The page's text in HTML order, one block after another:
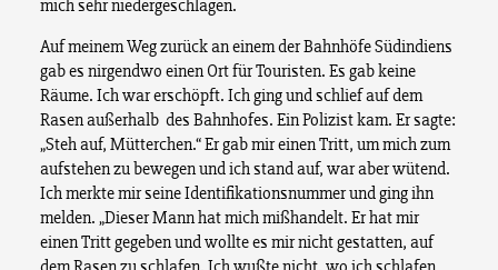
mich sehr niedergeschlagen.
Auf meinem Weg zurück an einem der Bahnhöfe Südindiens
gab es nirgendwo einen Ort für Touristen. Es gab keine
Räume. Ich war erschöpft. Ich ging und schlief auf dem
Rasen außerhalb des Bahnhofes. Ein Polizist kam. Er sagte:
„Steh auf, Mütterchen.“ Er gab mir einen Tritt, um mich zum
aufstehen zu bewegen und ich stand auf, war aber wütend.
Ich merkte mir seine Identifikationsnummer und ging ihn
melden. „Dieser Mann hat mich mißhandelt. Er hat mir
einen Tritt gegeben und wollte es mir nicht gestatten, auf